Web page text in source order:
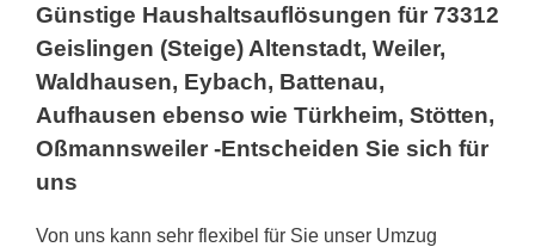
Günstige Haushaltsauflösungen für 73312
Geislingen (Steige) Altenstadt, Weiler,
Waldhausen, Eybach, Battenau,
Aufhausen ebenso wie Türkheim, Stötten,
Oßmannsweiler -Entscheiden Sie sich für
uns
Von uns kann sehr flexibel für Sie unser Umzug